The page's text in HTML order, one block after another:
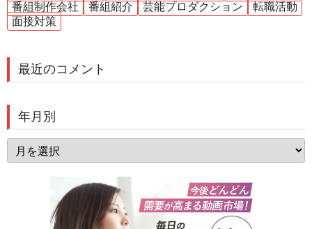
番組制作会社
番組紹介 芸能プロダクション
転職活動
面接対策
最近のコメント
年月別
月